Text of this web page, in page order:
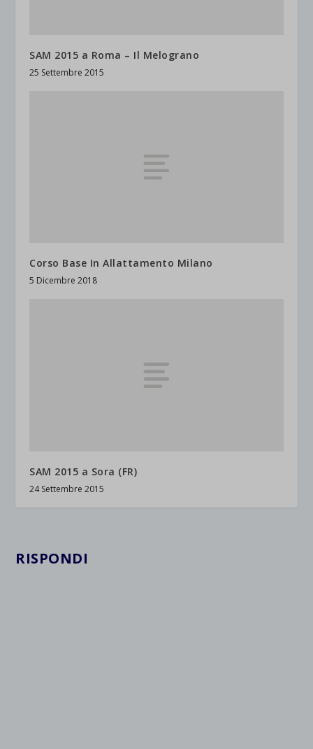
SAM 2015 a Roma – Il Melograno
25 Settembre 2015
Corso Base In Allattamento Milano
5 Dicembre 2018
SAM 2015 a Sora (FR)
24 Settembre 2015
RISPONDI